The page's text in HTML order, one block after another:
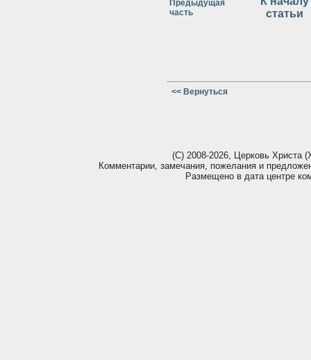
Предыдущая
часть
статьи
<< Вернуться
(С) 2008-2026, Церковь Христа
Комментарии, замечания, пожелания и
Размещено в дата центре